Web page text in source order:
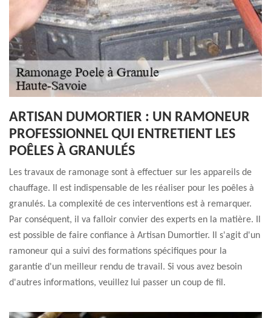
ARTISAN DUMORTIER : UN RAMONEUR
PROFESSIONNEL QUI ENTRETIENT LES
POÊLES À GRANULÉS
Les travaux de ramonage sont à effectuer sur les appareils de
chauffage. Il est indispensable de les réaliser pour les poêles à
granulés. La complexité de ces interventions est à remarquer.
Par conséquent, il va falloir convier des experts en la matière. Il
est possible de faire confiance à Artisan Dumortier. Il s'agit d'un
ramoneur qui a suivi des formations spécifiques pour la
garantie d'un meilleur rendu de travail. Si vous avez besoin
d'autres informations, veuillez lui passer un coup de fil.